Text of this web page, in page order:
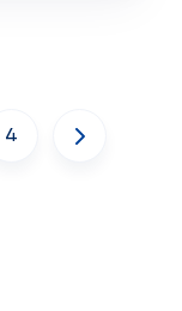
4